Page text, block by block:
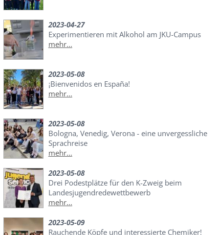
2023-04-27
Experimentieren mit Alkohol am JKU-Campus
mehr...
2023-05-08
¡Bienvenidos en España!
mehr...
2023-05-08
Bologna, Venedig, Verona - eine unvergessliche
Sprachreise
mehr...
2023-05-08
Drei Podestplätze für den K-Zweig beim
Landesjugendredewettbewerb
mehr...
2023-05-09
Rauchende Köpfe und interessierte Chemiker!